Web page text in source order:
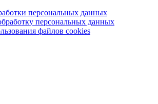
персональных данных
персональных данных
файлов cookies